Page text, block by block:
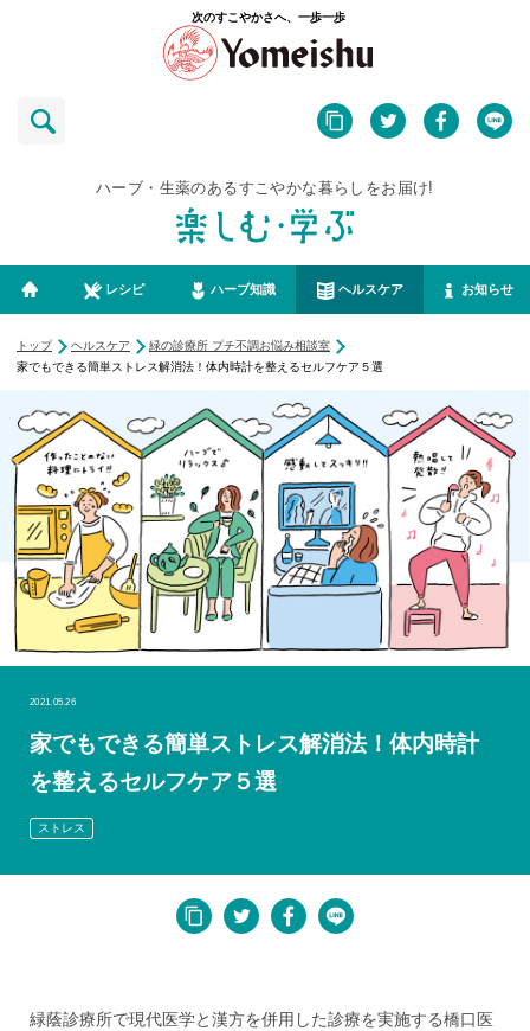
次のすこやかさへ、一歩一歩
ハーブ・生薬のあるすこやかな暮らしをお届け!
レシピ ハーブ知識 ヘルスケア お知らせ
トップ ヘルスケア
緑の診療所 プチ不調お悩み相談室
家でもできる簡単ストレス解消法！体内時計を整えるセルフケア５選
2021.05.26
家でもできる簡単ストレス解消法！体内時計
を整えるセルフケア５選
ストレス
緑蔭診療所で現代医学と漢方を併用した診療を実施する橋口医